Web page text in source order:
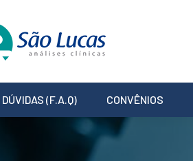
DÚVIDAS (F.A.Q) CONVÊNIOS